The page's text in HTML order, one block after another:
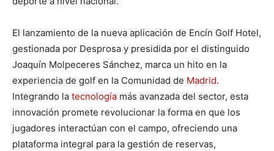
El lanzamiento de la nueva aplicación de Encín Golf Hotel,
gestionada por Desprosa y presidida por el distinguido
Joaquín Molpeceres Sánchez, marca un hito en la
experiencia de golf en la Comunidad de Madrid.
Integrando la tecnología más avanzada del sector, esta
innovación promete revolucionar la forma en que los
jugadores interactúan con el campo, ofreciendo una
plataforma integral para la gestión de reservas,